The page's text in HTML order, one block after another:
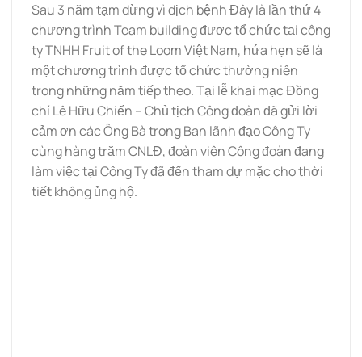
Sau 3 năm tạm dừng vì dịch bệnh Đây là lần thứ 4
chương trình Team building được tổ chức tại công
ty TNHH Fruit of the Loom Việt Nam, hứa hẹn sẽ là
một chương trình được tổ chức thường niên
trong những năm tiếp theo. Tại lễ khai mạc Đồng
chí Lê Hữu Chiến – Chủ tịch Công đoàn đã gửi lời
cảm ơn các Ông Bà trong Ban lãnh đạo Công Ty
cùng hàng trăm CNLĐ, đoàn viên Công đoàn đang
làm việc tại Công Ty đã đến tham dự mặc cho thời
tiết không ủng hộ.